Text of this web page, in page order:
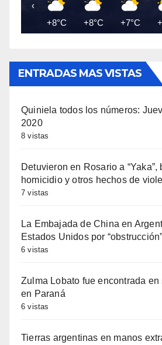
+8°C +8°C +7°C
‹
ENTRADAS MAS VISTAS
Quiniela todos los números:
2020
8 vistas
Detuvieron en Rosario a “Yaka”,
homicidio y otros hechos de
7 vistas
La Embajada de China en
Estados Unidos por “obstrucción”
6 vistas
Zulma Lobato fue encontrada
en Paraná
6 vistas
Tierras argentinas en manos